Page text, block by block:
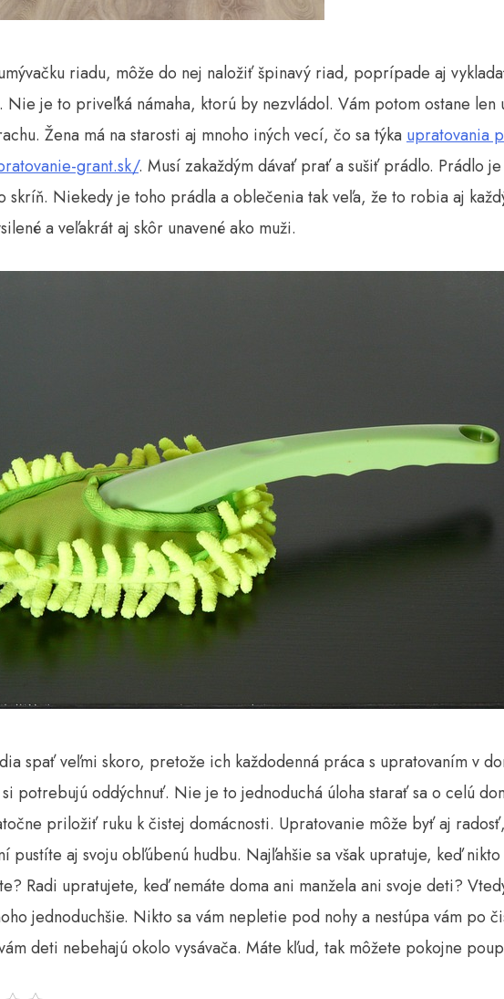
riadu, môže do nej naložiť špinavý riad, poprípade aj
Nie je to priveľká námaha, ktorú by nezvládol. Vám potom ostane len
Žena má na starosti aj mnoho iných vecí, čo sa týka upratovania
grant.sk/. Musí zakaždým dávať prať a sušiť prádlo. Prádlo
skríň. Niekedy je toho prádla a oblečenia tak veľa, že to robia aj
a veľakrát aj skôr unavené ako muži.
spať veľmi skoro, pretože ich každodenná práca s upratovaním v
potrebujú oddýchnuť. Nie je to jednoduchá úloha starať sa o celú
priložiť ruku k čistej domácnosti. Upratovanie môže byť aj
pustíte aj svoju obľúbenú hudbu. Najľahšie sa však upratuje, keď
Radi upratujete, keď nemáte doma ani manžela ani svoje deti?
jednoduchšie. Nikto sa vám nepletie pod nohy a nestúpa vám po
deti nebehajú okolo vysávača. Máte kľud, tak môžete pokojne